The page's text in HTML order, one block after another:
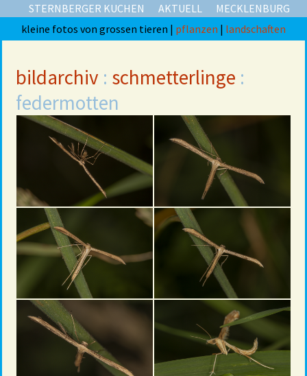
STERNBERGER KUCHEN AKTUELL
MECKLENBURG
kleine fotos von grossen tieren | pflanzen | landschaften
bildarchiv : schmetterlinge :
federmotten